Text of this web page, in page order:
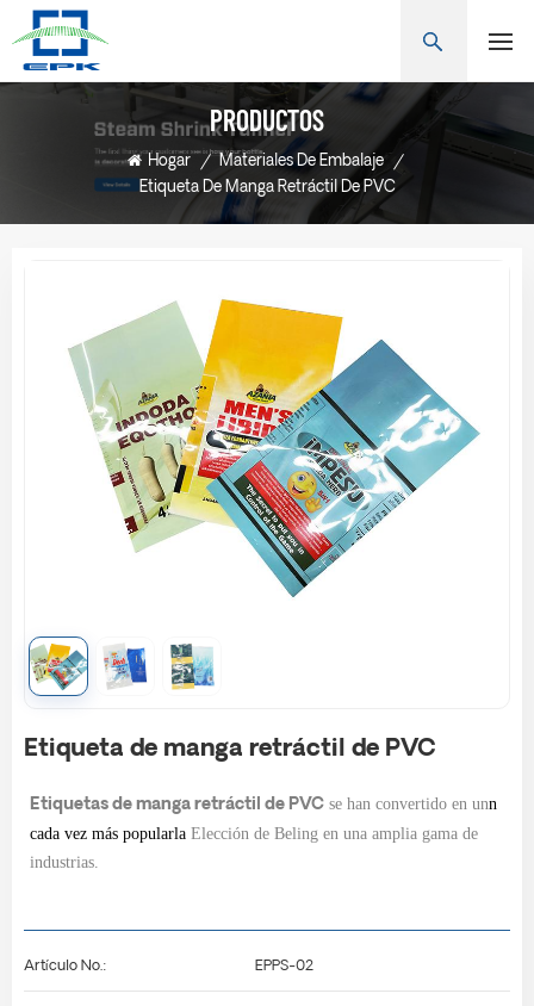
PRODUCTOS
Hogar / Materiales De Embalaje
/
Etiqueta De Manga Retráctil De PVC
Etiqueta de manga retráctil de PVC
Etiquetas de manga retráctil de PVC se han convertido en unn
cada vez más popularla Elección de Beling en una amplia gama de
industrias.
Artículo No.: EPPS-02